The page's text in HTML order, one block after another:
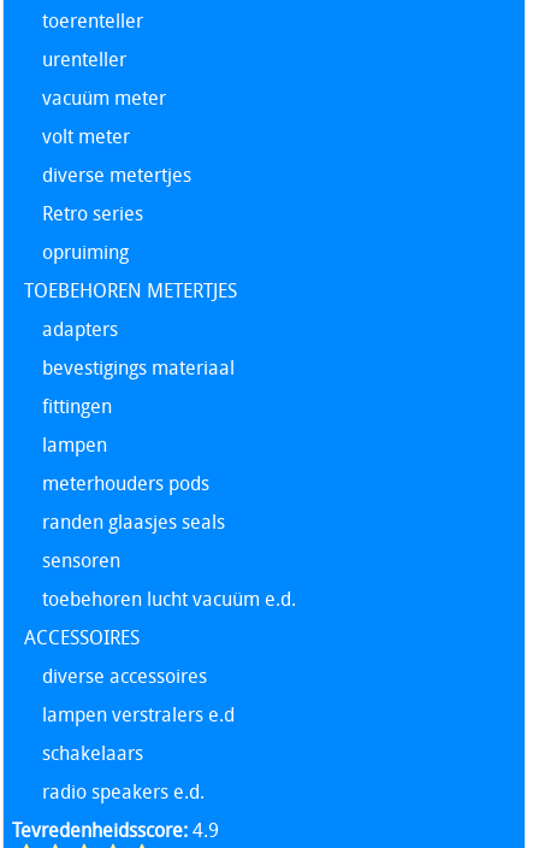
toerenteller
urenteller
vacuüm meter
volt meter
diverse metertjes
Retro series
opruiming
TOEBEHOREN METERTJES
adapters
bevestigings materiaal
fittingen
lampen
meterhouders pods
randen glaasjes seals
sensoren
toebehoren lucht vacuüm e.d.
ACCESSOIRES
diverse accessoires
lampen verstralers e.d
schakelaars
radio speakers e.d.
Tevredenheidsscore:4.9